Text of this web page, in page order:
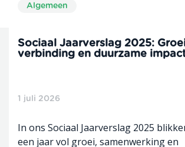
Algemeen
Sociaal Jaarverslag 2025:
verbinding en duurzame
1 juli 2026
In ons Sociaal Jaarverslag 2025
een jaar vol groei, samenwerking en